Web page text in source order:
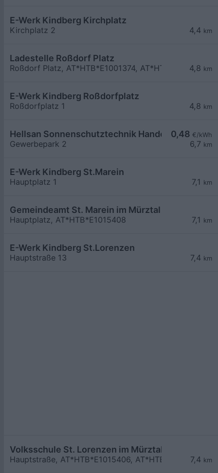
4,4 km
E-Werk Kindberg Kirchplatz
Kirchplatz 2
4,8 km
Ladestelle Roßdorf Platz
Roßdorf Platz, AT*HTB*E1001374, AT*HTB*E1001375
4,8 km
E-Werk Kindberg Roßdorfplatz
Roßdorfplatz 1
0,48 €/kWh
6,7 km
Hellsan Sonnenschutztechnik HandelsGmbH
Gewerbepark 2
7,1 km
E-Werk Kindberg St.Marein
Hauptplatz 1
7,1 km
Gemeindeamt St. Marein im Mürztal
Hauptplatz, AT*HTB*E1015408
7,4 km
E-Werk Kindberg St.Lorenzen
Hauptstraße 13
7,4 km
Volksschule St. Lorenzen im Mürztal
Hauptstraße, AT*HTB*E1015406, AT*HTB*E1015407